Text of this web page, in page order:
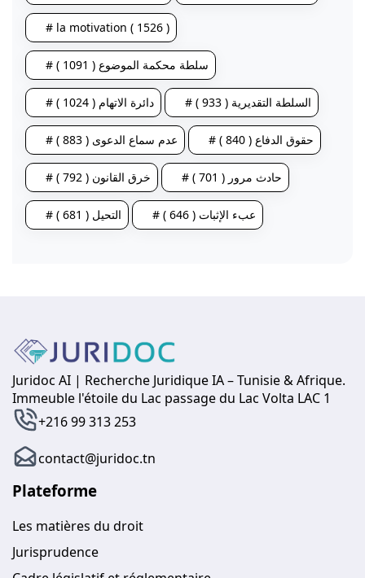
# la motivation ( 1526 )
# سلطة محكمة الموضوع ( 1091 )
# دائرة الاتهام ( 1024 ) # السلطة التقديرية ( 933 )
# عدم سماع الدعوى ( 883 ) # حقوق الدفاع ( 840 )
# خرق القانون ( 792 ) # حادث مرور ( 701 )
# التحيل ( 681 ) # عبء الإثبات ( 646 )
Juridoc AI | Recherche Juridique IA – Tunisie & Afrique.
Immeuble l'étoile du Lac passage du Lac Volta LAC 1
+216 99 313 253
contact@juridoc.tn
Plateforme
Les matières du droit
Jurisprudence